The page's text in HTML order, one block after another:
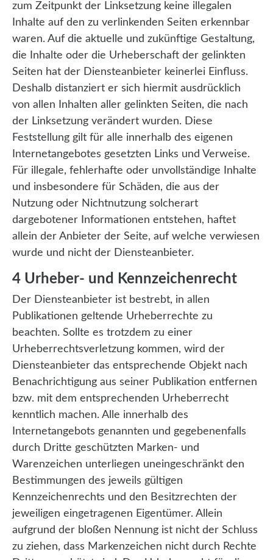
zum Zeitpunkt der Linksetzung keine illegalen
Inhalte auf den zu verlinkenden Seiten erkennbar
waren. Auf die aktuelle und zukünftige Gestaltung,
die Inhalte oder die Urheberschaft der gelinkten
Seiten hat der Diensteanbieter keinerlei Einfluss.
Deshalb distanziert er sich hiermit ausdrücklich
von allen Inhalten aller gelinkten Seiten, die nach
der Linksetzung verändert wurden. Diese
Feststellung gilt für alle innerhalb des eigenen
Internetangebotes gesetzten Links und Verweise.
Für illegale, fehlerhafte oder unvollständige Inhalte
und insbesondere für Schäden, die aus der
Nutzung oder Nichtnutzung solcherart
dargebotener Informationen entstehen, haftet
allein der Anbieter der Seite, auf welche verwiesen
wurde und nicht der Diensteanbieter.
4 Urheber- und Kennzeichenrecht
Der Diensteanbieter ist bestrebt, in allen
Publikationen geltende Urheberrechte zu
beachten. Sollte es trotzdem zu einer
Urheberrechtsverletzung kommen, wird der
Diensteanbieter das entsprechende Objekt nach
Benachrichtigung aus seiner Publikation entfernen
bzw. mit dem entsprechenden Urheberrecht
kenntlich machen. Alle innerhalb des
Internetangebots genannten und gegebenenfalls
durch Dritte geschützten Marken- und
Warenzeichen unterliegen uneingeschränkt den
Bestimmungen des jeweils gültigen
Kennzeichenrechts und den Besitzrechten der
jeweiligen eingetragenen Eigentümer. Allein
aufgrund der bloßen Nennung ist nicht der Schluss
zu ziehen, dass Markenzeichen nicht durch Rechte